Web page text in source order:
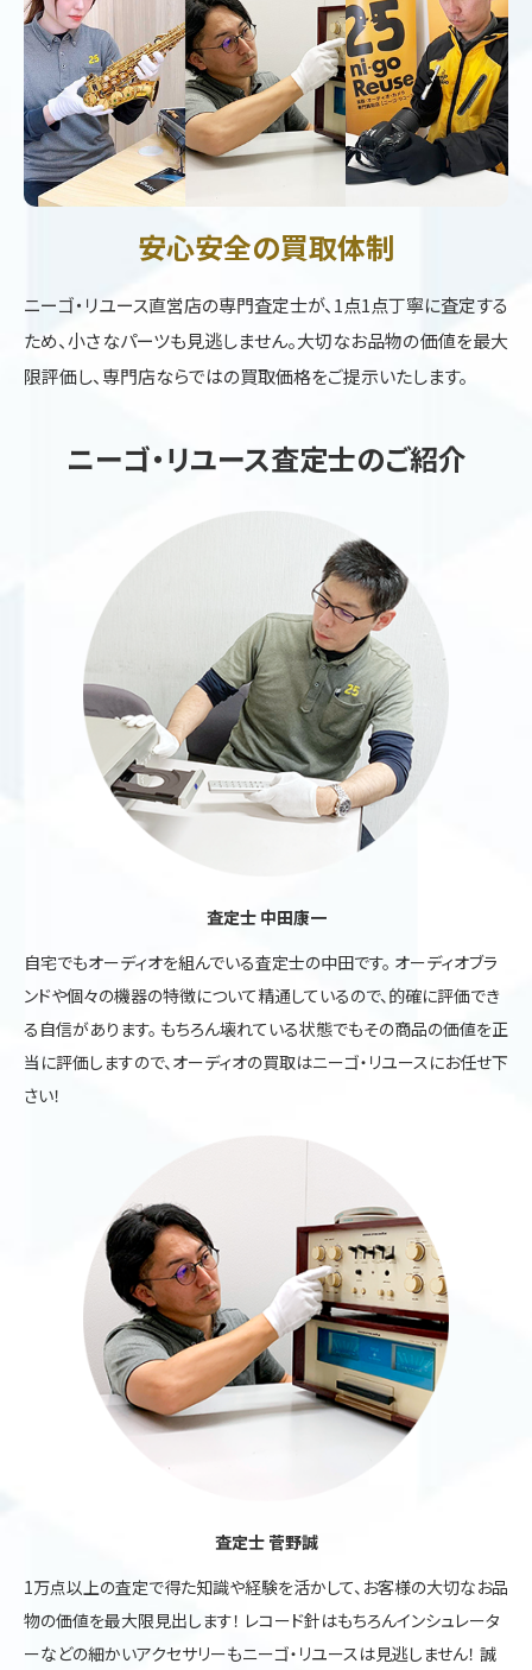
安心安全の買取体制
ニーゴ・リユース直営店の専門査定士が、1点1点丁寧に査定する
ため、小さなパーツも見逃しません。大切なお品物の価値を最大
限評価し、専門店ならではの買取価格をご提示いたします。
ニーゴ・リユース査定士のご紹介
査定士 中田康一
自宅でもオーディオを組んでいる査定士の中田です。 オーディオブラ
ンドや個々の機器の特徴について精通しているので、的確に評価でき
る自信があります。 もちろん壊れている状態でもその商品の価値を正
当に評価しますので、オーディオの買取はニーゴ・リユースにお任せ下
さい！
査定士 菅野誠
1万点以上の査定で得た知識や経験を活かして、お客様の大切なお品
物の価値を最大限見出します！ レコード針はもちろんインシュレータ
ーなどの細かいアクセサリーもニーゴ・リユースは見逃しません！ 誠